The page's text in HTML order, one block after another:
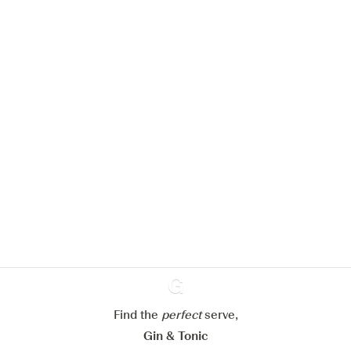
Ginventory
Find the perfectserve,
Gin & Tonic